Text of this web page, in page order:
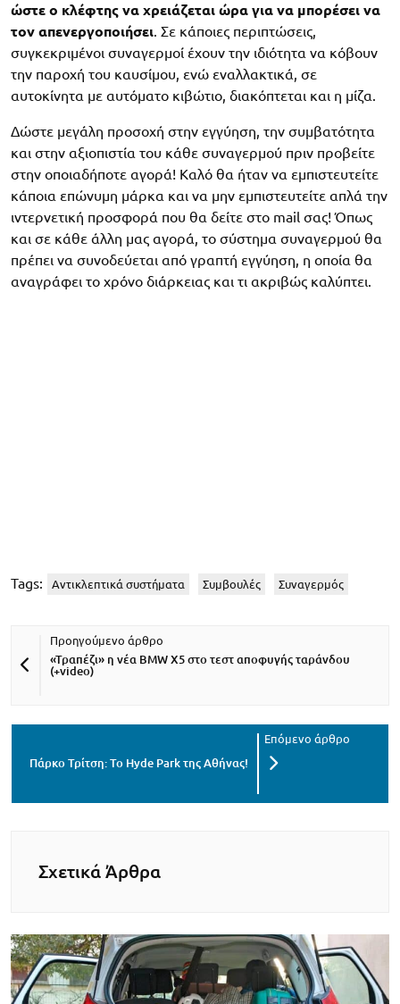
ώστε ο κλέφτης να χρειάζεται ώρα για να μπορέσει να
τον απενεργοποιήσει. Σε κάποιες περιπτώσεις,
συγκεκριμένοι συναγερμοί έχουν την ιδιότητα να κόβουν
την παροχή του καυσίμου, ενώ εναλλακτικά, σε
αυτοκίνητα με αυτόματο κιβώτιο, διακόπτεται και η μίζα.
Δώστε μεγάλη προσοχή στην εγγύηση, την συμβατότητα
και στην αξιοπιστία του κάθε συναγερμού πριν προβείτε
στην οποιαδήποτε αγορά! Καλό θα ήταν να εμπιστευτείτε
κάποια επώνυμη μάρκα και να μην εμπιστευτείτε απλά την
ιντερνετική προσφορά που θα δείτε στο mail σας! Όπως
και σε κάθε άλλη μας αγορά, το σύστημα συναγερμού θα
πρέπει να συνοδεύεται από γραπτή εγγύηση, η οποία θα
αναγράφει το χρόνο διάρκειας και τι ακριβώς καλύπτει.
Tags: Αντικλεπτικά συστήματα Συμβουλές Συναγερμός
«Τραπέζι» η νέα BMW X5 στο τεστ αποφυγής ταράνδου
(+video)
Πάρκο Τρίτση: Το Hyde Park της Αθήνας!
Σχετικά Άρθρα